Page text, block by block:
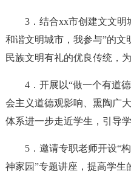
3．结合xx市创建文文明
和谐文明城市，我参与”的
民族文明有礼的优良传统，为
4．开展以“做一个有道
会主义道德观影响、熏陶广
体系进一步走近学生，引导
5．邀请专职老师开设“
神家园”专题讲座，提高学生